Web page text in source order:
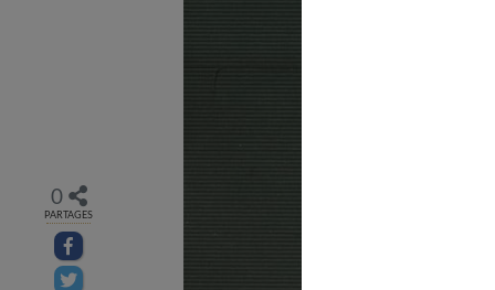
0
PARTAGES
Partager sur facebook
Partager sur Twitter